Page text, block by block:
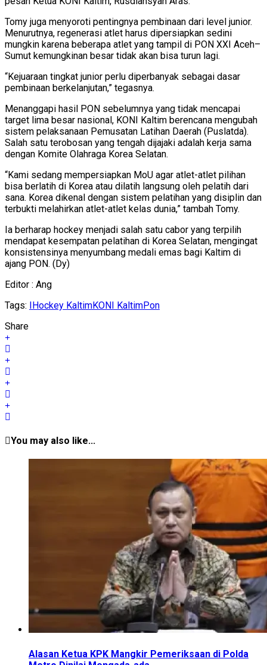
Tomy juga menyoroti pentingnya pembinaan dari level junior.
Menurutnya, regenerasi atlet harus dipersiapkan sedini
mungkin karena beberapa atlet yang tampil di PON XXI Aceh–
Sumut kemungkinan besar tidak akan bisa turun lagi.
“Kejuaraan tingkat junior perlu diperbanyak sebagai dasar
pembinaan berkelanjutan,” tegasnya.
Menanggapi hasil PON sebelumnya yang tidak mencapai
target lima besar nasional, KONI Kaltim berencana mengubah
sistem pelaksanaan Pemusatan Latihan Daerah (Puslatda).
Salah satu terobosan yang tengah dijajaki adalah kerja sama
dengan Komite Olahraga Korea Selatan.
“Kami sedang mempersiapkan MoU agar atlet-atlet pilihan
bisa berlatih di Korea atau dilatih langsung oleh pelatih dari
sana. Korea dikenal dengan sistem pelatihan yang disiplin dan
terbukti melahirkan atlet-atlet kelas dunia,” tambah Tomy.
Ia berharap hockey menjadi salah satu cabor yang terpilih
mendapat kesempatan pelatihan di Korea Selatan, mengingat
konsistensinya menyumbang medali emas bagi Kaltim di
ajang PON. (Dy)
Editor : Ang
Tags: IHockey KaltimKONI KaltimPon
Share
You may also like...
Alasan Ketua KPK Mangkir Pemeriksaan di Polda